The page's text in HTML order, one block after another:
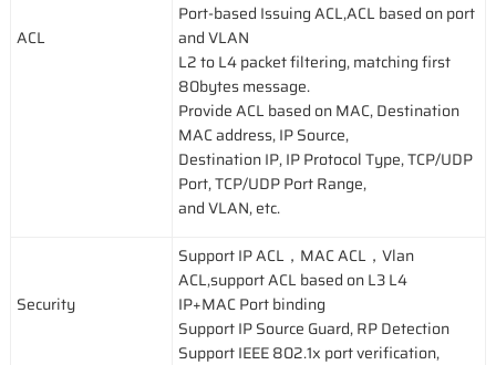
ACL
Port-based Issuing ACL,ACL based on port
and VLAN
L2 to L4 packet filtering, matching first
80bytes message.
Provide ACL based on MAC, Destination
MAC address, IP Source,
Destination IP, IP Protocol Type, TCP/UDP
Port, TCP/UDP Port Range,
and VLAN, etc.
Security
Support IP ACL，MAC ACL，Vlan
ACL,support ACL based on L3 L4
IP+MAC Port binding
Support IP Source Guard, RP Detection
Support IEEE 802.1x port verification,